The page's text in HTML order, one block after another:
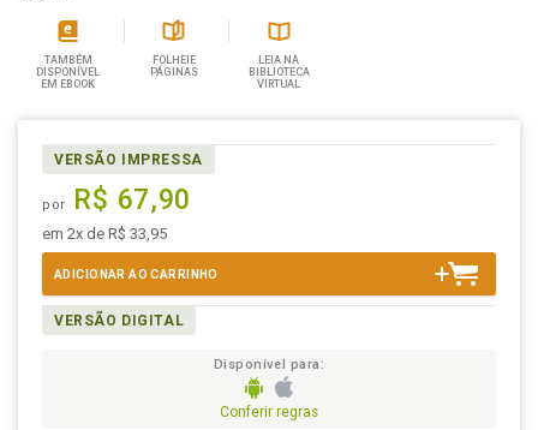
TAMBÉM
DISPONÍVEL
EM EBOOK
FOLHEIE
PÁGINAS
LEIA NA
BIBLIOTECA
VIRTUAL
VERSÃO IMPRESSA
por R$ 67,90
em 2x de R$ 33,95
ADICIONAR AO CARRINHO
VERSÃO DIGITAL
Disponível para:
Conferir regras